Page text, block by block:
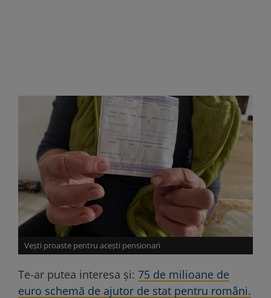
Vești proaste pentru acești pensionari
Te-ar putea interesa și: 75 de milioane de
euro schemă de ajutor de stat pentru români.